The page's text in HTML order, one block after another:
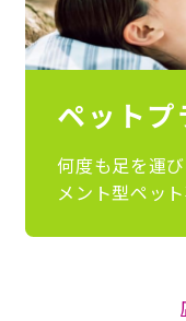
ペットプ
何度も足を運
メント型ペッ